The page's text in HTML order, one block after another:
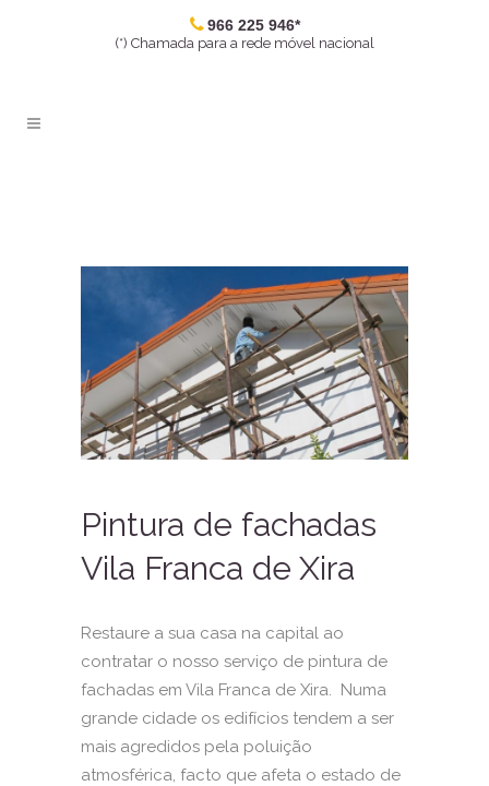
966 225 946*
(*) Chamada para a rede móvel nacional
Pintura de fachadas
Vila Franca de Xira
Restaure a sua casa na capital ao
contratar o nosso serviço de pintura de
fachadas em Vila Franca de Xira. Numa
grande cidade os edifícios tendem a ser
mais agredidos pela poluição
atmosférica, facto que afeta o estado de